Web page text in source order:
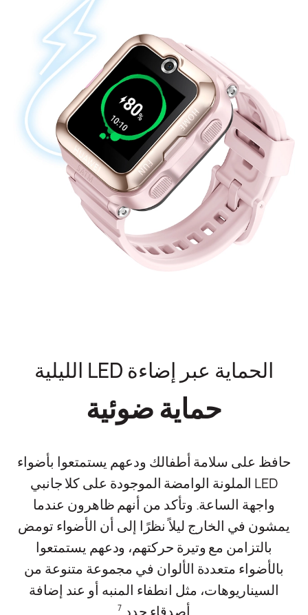
الحماية عبر إضاءة LED الليلية
حماية ضوئية
حافظ على سلامة أطفالك ودعهم يستمتعوا بأضواء
LED الملونة الوامضة الموجودة على كلا جانبي
واجهة الساعة. وتأكد من أنهم ظاهرون عندما
يمشون في الخارج ليلاً نظرًا إلى أن الأضواء تومض
بالتزامن مع وتيرة حركتهم، ودعهم يستمتعوا
بالأضواء متعددة الألوان في مجموعة متنوعة من
السيناريوهات، مثل انطفاء المنبه أو عند إضافة
7